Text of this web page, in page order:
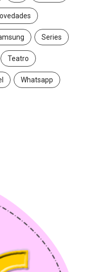
Series
Teatro
Whatsapp